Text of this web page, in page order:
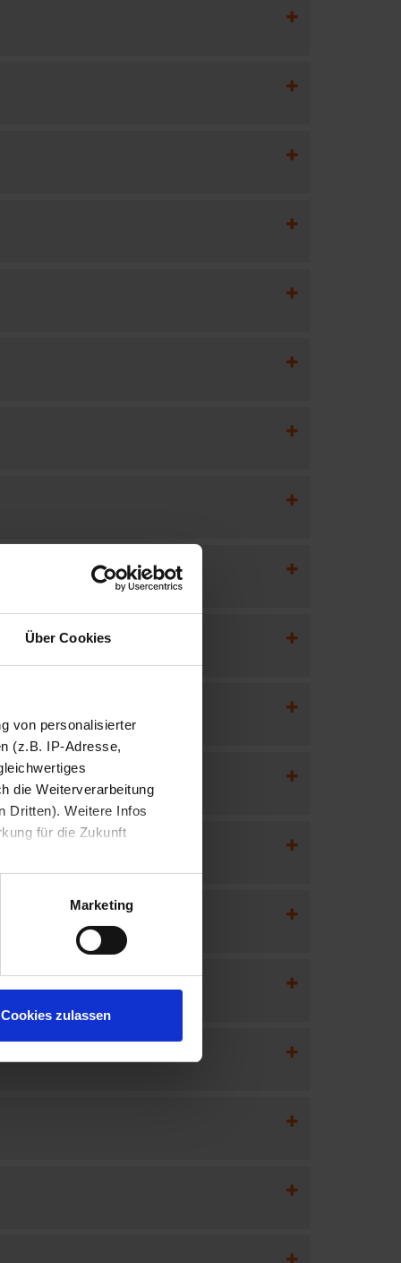
Über Cookies
von personalisierter
(z.B. IP-Adresse,
die Weiterverarbeitung
Dritten). Weitere Infos
für die Zukunft
Marketing
Cookies zulassen